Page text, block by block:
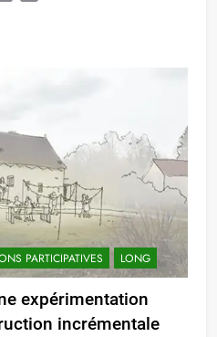
PARTICIPATIVES LONG
expérimentation
incrémentale